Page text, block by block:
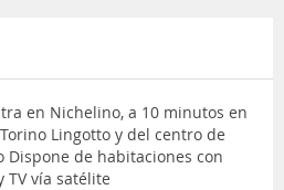
en Nichelino, a 10 minutos en
Lingotto y del centro de
Dispone de habitaciones con
TV vía satélite